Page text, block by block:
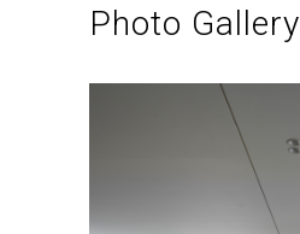
Photo Gallery